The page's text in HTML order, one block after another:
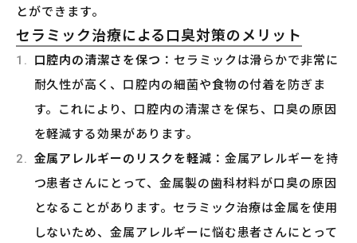
とができます。
セラミック治療による口臭対策のメリット
口腔内の清潔さを保つ ：セラミックは滑らかで非常に
耐久性が高く、口腔内の細菌や食物の付着を防ぎま
す。これにより、口腔内の清潔さを保ち、口臭の原因
を軽減する効果があります。
金属アレルギーのリスクを軽減 ：金属アレルギーを持
つ患者さんにとって、金属製の歯科材料が口臭の原因
となることがあります。セラミック治療は金属を使用
しないため、金属アレルギーに悩む患者さんにとって